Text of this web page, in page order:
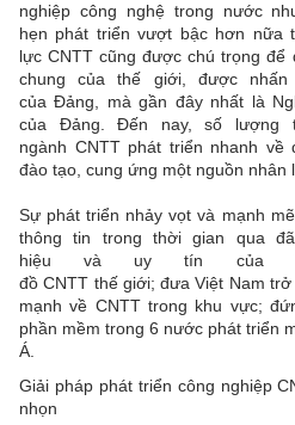
nghiệp công nghệ trong nước
hẹn phát triển vượt bậc hơn nữa
lực CNTT cũng được chú trọng
chung của thế giới, được
của Đảng, mà gần đây nhất là
của Đảng. Đến nay, số lượng
ngành CNTT phát triển nhanh
đào tạo, cung ứng một nguồn nhân
Sự phát triển nhảy vọt và mạnh
thông tin trong thời gian qua
hiệu và uy tín của
đồ CNTT thế giới; đưa Việt Nam
mạnh về CNTT trong khu vực;
phần mềm trong 6 nước phát triển
Á.
Giải pháp phát triển công nghiệp
nhọn